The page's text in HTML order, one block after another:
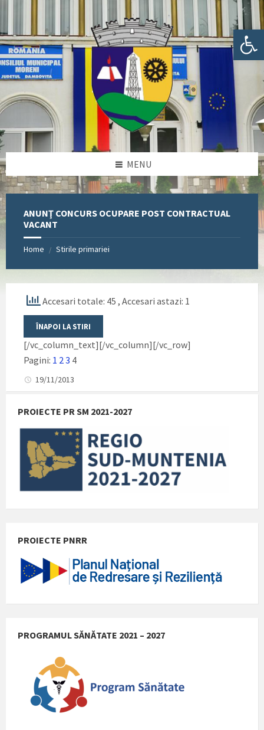
Deschide bara de unelte
sidebar
sidebar
MENU
ANUNŢ CONCURS OCUPARE POST CONTRACTUAL
VACANT
Home / Stirile primariei
Accesari totale: 45 , Accesari astazi: 1
[/vc_column_text][/vc_column][/vc_row]
Pagini: 1 2 3 4
19/11/2013
PROIECTE PR SM 2021-2027
PROIECTE PNRR
PROGRAMUL SĂNĂTATE 2021 – 2027